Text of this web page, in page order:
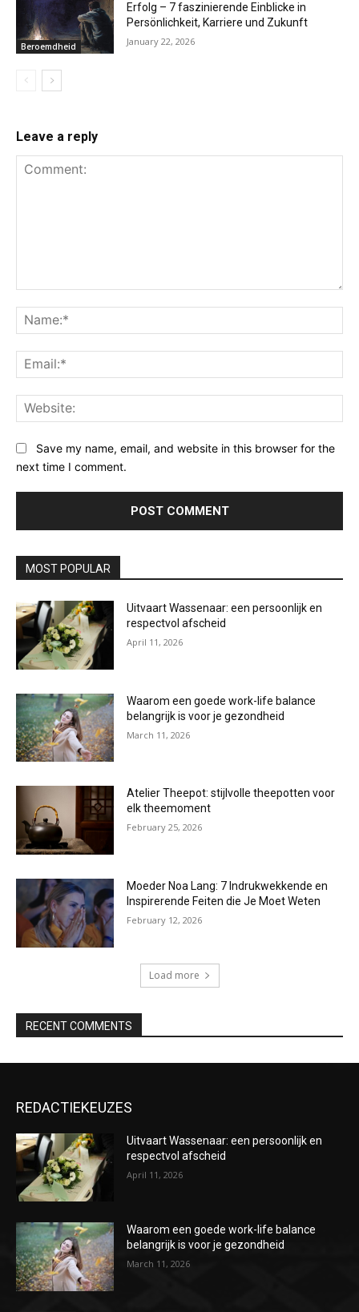
Beroemdheid
Erfolg – 7 faszinierende Einblicke in
Persönlichkeit, Karriere und Zukunft
January 22, 2026
Leave a reply
Save my name, email, and website in this browser for the
next time I comment.
MOST POPULAR
Uitvaart Wassenaar: een persoonlijk en
respectvol afscheid
April 11, 2026
Waarom een goede work-life balance
belangrijk is voor je gezondheid
March 11, 2026
Atelier Theepot: stijlvolle theepotten voor
elk theemoment
February 25, 2026
Moeder Noa Lang: 7 Indrukwekkende en
Inspirerende Feiten die Je Moet Weten
February 12, 2026
Load more
RECENT COMMENTS
REDACTIEKEUZES
Uitvaart Wassenaar: een persoonlijk en
respectvol afscheid
April 11, 2026
Waarom een goede work-life balance
belangrijk is voor je gezondheid
March 11, 2026